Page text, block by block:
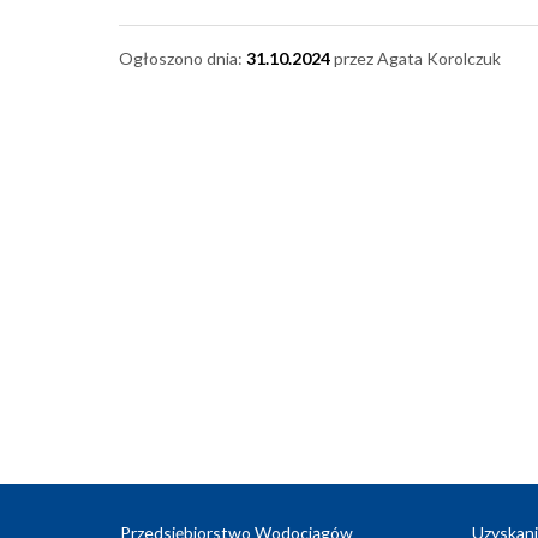
Ogłoszono dnia: 31.10.2024przez Agata Korolczuk
Przedsiębiorstwo Wodociągów